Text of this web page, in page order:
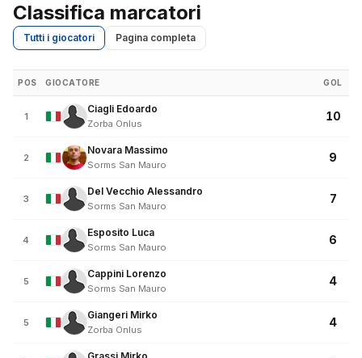
Classifica marcatori
Tutti i giocatori Pagina completa
POS GIOCATORE GOL
1
Ciagli Edoardo
Zorba Onlus
10
2
Novara Massimo
Sorms San Mauro
9
3
Del Vecchio Alessandro
Sorms San Mauro
7
4
Esposito Luca
Sorms San Mauro
6
5
Cappini Lorenzo
Sorms San Mauro
4
5
Giangeri Mirko
Zorba Onlus
4